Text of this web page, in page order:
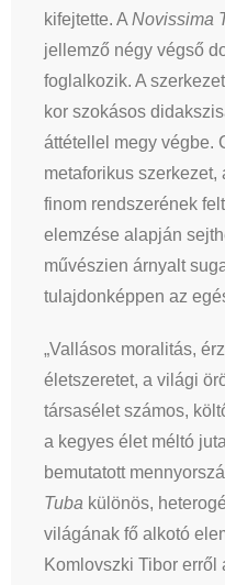
kifejtette. A Novissima
jellemző négy végső
foglalkozik. A
kor szokásos
áttétellel megy végbe.
metaforikus
finom rendszerének
elemzése alapján
művészien árnyalt
tulajdonképpen az
„Vallásos moralitás,
életszeretet, a világi
társasélet számos,
a kegyes élet méltó
bemutatott
Tuba különös,
világának fő alkotó
Komlovszki Tibor erről